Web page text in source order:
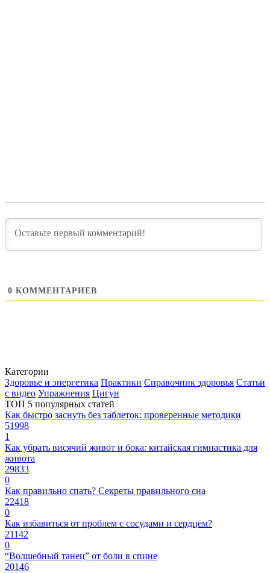
0 КОММЕНТАРИЕВ
Категории
Здоровье и энергетика Практики Справочник здоровья Статьи
с видео Упражнения Цигун
ТОП 5 популярных статей
Как быстро заснуть без таблеток: проверенные методики
51998
1
Как убрать висячий живот и бока: китайская гимнастика для
живота
29833
0
Как правильно спать? Секреты правильного сна
22418
0
Как избавиться от проблем с сосудами и сердцем?
21142
0
“Волшебный танец” от боли в спине
20146